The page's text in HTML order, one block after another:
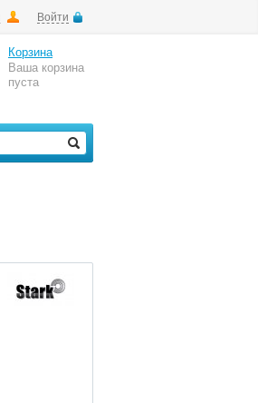
Войти
Корзина
Ваша корзина
пуста